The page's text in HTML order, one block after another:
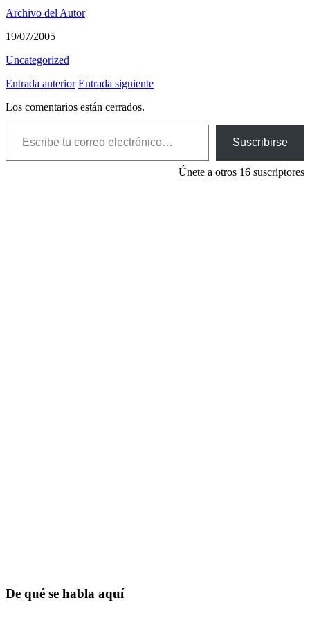
Archivo del Autor
19/07/2005
Uncategorized
Entrada anterior Entrada siguiente
Los comentarios están cerrados.
Escribe tu correo electrónico…
Suscribirse
Únete a otros 16 suscriptores
De qué se habla aquí